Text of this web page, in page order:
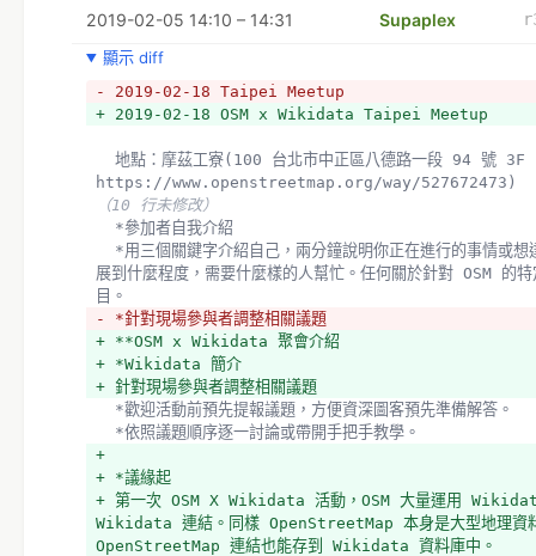
2019-02-05 14:10 – 14:31 Supaplex
顯示 diff
- 2019-02-18 Taipei Meetup
+ 2019-02-18 OSM x Wikidata Taipei Meetup
https://www.openstreetmap.org/way/527672473)
（10 行未修改）
  *參加者自我介紹
展到什麼程度，需要什麼樣的人幫忙。任何關於針對 OSM 的
目。
- *針對現場參與者調整相關議題
+ **OSM x Wikidata 聚會介紹
+ *Wikidata 簡介
+ 針對現場參與者調整相關議題
  *歡迎活動前預先提報議題，方便資深圖客預先準備解答。
  *依照議題順序逐一討論或帶開手把手教學。
+
+ *議緣起
+ 第一次 OSM X Wikidata 活動，OSM 大量運用
Wikidata 連結。同樣 OpenStreetMap 本身是大型地理資
OpenStreetMap 連結也能存到 Wikidata 資料庫中。